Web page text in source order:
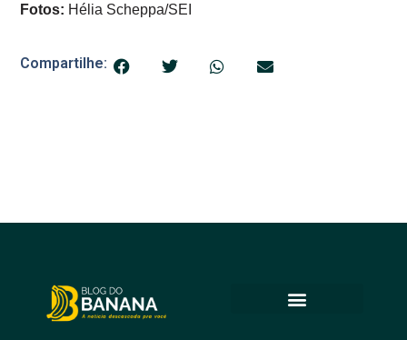
Fotos: Hélia Scheppa/SEI
Compartilhe: